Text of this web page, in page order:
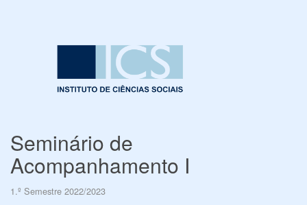
Seminário de
Acompanhamento I
1.º Semestre 2022/2023